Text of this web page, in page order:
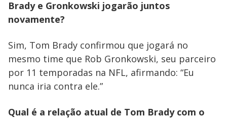
Brady e Gronkowski jogarão juntos
novamente?
Sim, Tom Brady confirmou que jogará no
mesmo time que Rob Gronkowski, seu parceiro
por 11 temporadas na NFL, afirmando: “Eu
nunca iria contra ele.”
Qual é a relação atual de Tom Brady com o